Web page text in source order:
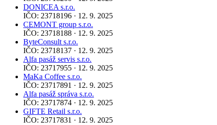
DONICEA s.r.o.
IČO: 23718196 · 12. 9. 2025
CEMONT group s.r.o.
IČO: 23718188 · 12. 9. 2025
ByteConsult s.r.o.
IČO: 23718137 · 12. 9. 2025
Alfa pasáž servis s.r.o.
IČO: 23717955 · 12. 9. 2025
MaKa Coffee s.r.o.
IČO: 23717891 · 12. 9. 2025
Alfa pasáž správa s.r.o.
IČO: 23717874 · 12. 9. 2025
GIFTE Retail s.r.o.
IČO: 23717831 · 12. 9. 2025